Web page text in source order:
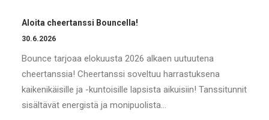
Aloita cheertanssi Bouncella!
30.6.2026
Bounce tarjoaa elokuusta 2026 alkaen uutuutena
cheertanssia! Cheertanssi soveltuu harrastuksena
kaikenikäisille ja -kuntoisille lapsista aikuisiin! Tanssitunnit
sisältävät energistä ja monipuolista…